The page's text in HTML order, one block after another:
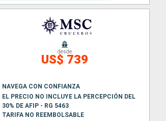
desde
US$ 739
NAVEGA CON CONFIANZA
EL PRECIO NO INCLUYE LA PERCEPCIÓN DEL
30% DE AFIP - RG 5463
TARIFA NO REEMBOLSABLE